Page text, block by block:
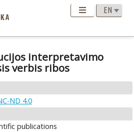
interpretavimo
verbis ribos
ND 4.0
publications